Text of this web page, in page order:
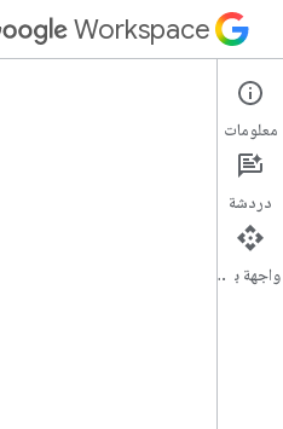
Workspace
Google Chat
نظرة عامة
معلومات
دردشة
واجهة برمجة التطبيقات